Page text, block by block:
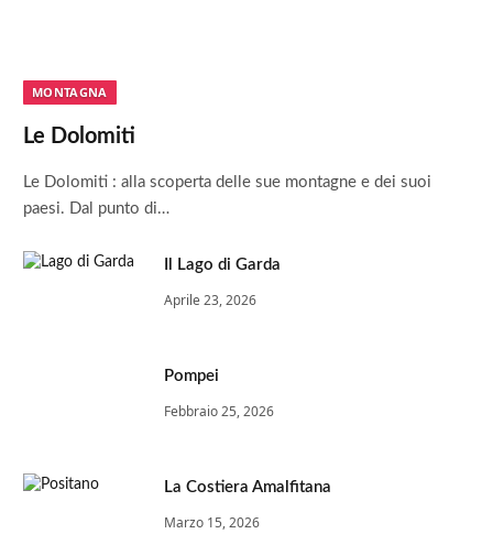
MONTAGNA
Le Dolomiti
Le Dolomiti : alla scoperta delle sue montagne e dei suoi
paesi. Dal punto di…
Il Lago di Garda
Aprile 23, 2026
Pompei
Febbraio 25, 2026
La Costiera Amalfitana
Marzo 15, 2026